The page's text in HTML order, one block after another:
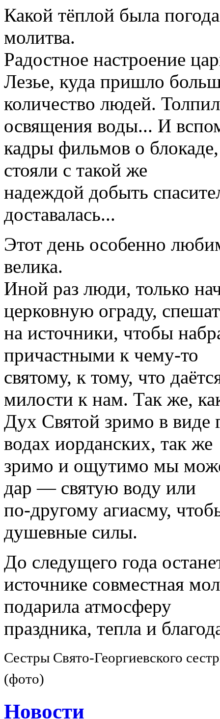
Какой тёплой была
молитва.
Радостное настроение
Лезье, куда пришло
количество людей.
освящения воды... И
кадры фильмов о
стояли с такой же
надеждой добыть
доставалась...
Этот день особенно
велика.
Иной раз люди, только
церковную ограду,
на источники, чтобы
причастными к чему-то
святому, к тому, что
милости к нам. Так же,
Дух Святой зримо в виде
водах иорданских, так же
зримо и ощутимо мы
дар — святую воду или
по-другому агиасму,
душевные силы.
До следущего года
источнике совместная
подарила атмосферу
праздника, тепла и
Сестры Свято-Георгиевского
(фото)
Новости